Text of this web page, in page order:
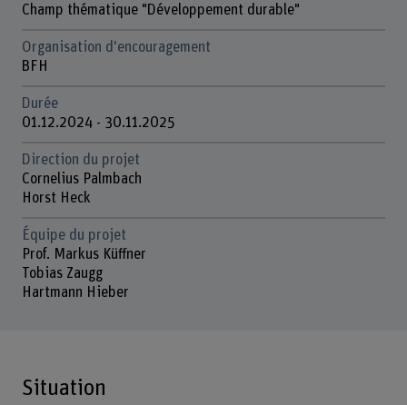
Champ thématique "Développement durable"
Organisation d'encouragement
BFH
Durée
01.12.2024 - 30.11.2025
Direction du projet
Cornelius Palmbach
Horst Heck
Équipe du projet
Prof. Markus Küffner
Tobias Zaugg
Hartmann Hieber
Situation